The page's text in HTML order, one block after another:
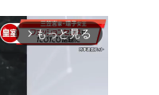
arrow_forward_ios もっと見る